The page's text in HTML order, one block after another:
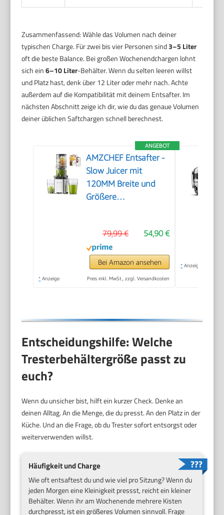
Zusammenfassend: Wähle das Volumen nach deiner
typischen Charge. Für zwei bis vier Personen sind3–5 Liter
oft die beste Balance. Bei großen Wochenendchargen lohnt
sich ein6–10 Liter-Behälter. Wenn du selten leeren willst
und Platz hast, denk über 12 Liter oder mehr nach. Achte
außerdem auf die Kompatibilität mit deinem Entsafter. Im
nächsten Abschnitt zeige ich dir, wie du das genaue Volumen
deiner üblichen Saftchargen schnell berechnest.
ANGEBOT
AMZCHEF Entsafter -
Slow Juicer mit
120MM Breite und
Größere
Obst - Leicht zu
Reinigender Entsafter
mit 2 Gläsern - Silbrig
54,90 €
79,99 €
Bei Amazon ansehen
* Anzeige Preis inkl. MwSt., zzgl. Versandkosten
* Anzeige
Entscheidungshilfe: Welche
Tresterbehältergröße passt zu
euch?
Wenn du unsicher bist, hilft ein kurzer Check. Denke an
deinen Alltag. An die Menge, die du presst. An den Platz in der
Küche. Und an die Frage, ob du Trester sofort entsorgst oder
weiterverwenden willst.
Häufigkeit und Charge
Wie oft entsaftest du und wie viel pro Sitzung? Wenn du
jeden Morgen eine Kleinigkeit pressst, reicht ein kleiner
Behälter. Wenn ihr am Wochenende mehrere Kisten
durchpresst, ist ein größeres Volumen sinnvoll. Frage